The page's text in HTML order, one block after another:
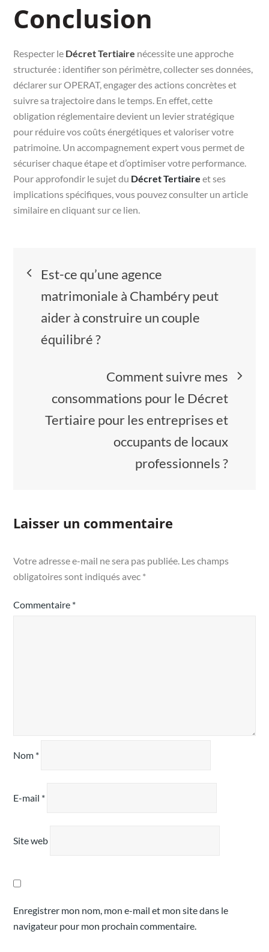
Conclusion
Respecter le Décret Tertiaire nécessite une approche
structurée : identifier son périmètre, collecter ses données,
déclarer sur OPERAT, engager des actions concrètes et
suivre sa trajectoire dans le temps. En effet, cette
obligation réglementaire devient un levier stratégique
pour réduire vos coûts énergétiques et valoriser votre
patrimoine. Un accompagnement expert vous permet de
sécuriser chaque étape et d’optimiser votre performance.
Pour approfondir le sujet du Décret Tertiaire et ses
implications spécifiques, vous pouvez consulter un article
similaire en cliquant sur ce lien.
Navigation
de
l’article
Est-ce qu’une agence
matrimoniale à Chambéry peut
aider à construire un couple
équilibré ?
Comment suivre mes
consommations pour le Décret
Tertiaire pour les entreprises et
occupants de locaux
professionnels ?
Laisser un commentaire
Votre adresse e-mail ne sera pas publiée. Les champs
obligatoires sont indiqués avec *
Commentaire *
Nom *
E-mail *
Site web
Enregistrer mon nom, mon e-mail et mon site dans le
navigateur pour mon prochain commentaire.